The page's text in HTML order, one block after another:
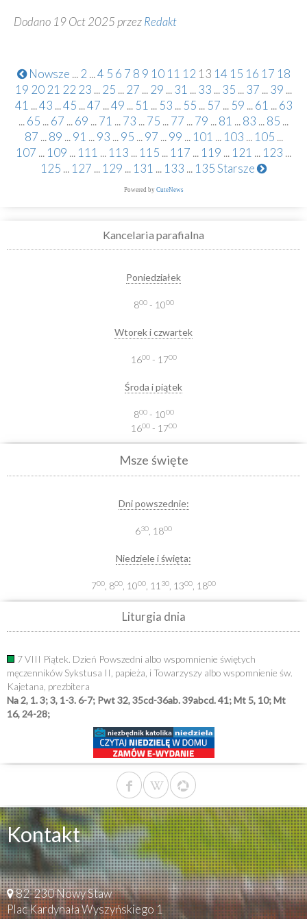
Dodano 19 Oct 2025 przezRedakt
Nowsze ... 2 ...4 5 6 7 8 9 10 11 12 13 14 15 16 17 18
19 20 21 22 23 ... 25 ... 27 ... 29 ...31 ...33 ...35 ...37 ...39 ...
41 ...43 ...45 ...47 ...49 ... 51 ... 53 ... 55 ... 57 ... 59 ... 61 ... 63
...65 ...67 ...69 ...71 ...73 ...75 ...77 ...79 ...81 ...83 ...85 ...
87 ... 89 ... 91 ... 93 ... 95 ... 97 ... 99 ... 101 ... 103 ... 105 ...
107 ... 109 ... 111 ... 113 ... 115 ... 117 ... 119 ... 121 ... 123 ...
125 ... 127 ... 129 ... 131 ... 133 ... 135Starsze
Powered by CuteNews
Kancelaria parafialna
Poniedziałek
800- 1000
Wtorek i czwartek
1600- 1700
Środa i piątek
800- 1000
1600- 1700
Msze święte
Dni powszednie:
630 , 1800
Niedziele i święta:
700 , 800 , 1000 , 11 30 , 1300 , 1800
Liturgia dnia
7 VIII Piątek. Dzień Powszedni albo wspomnienie świętych
męczenników Sykstusa II, papieża, i Towarzyszy albo wspomnienie św.
Kajetana, prezbitera
Na 2, 1. 3; 3, 1-3. 6-7; Pwt 32, 35cd-36ab. 39abcd. 41; Mt 5, 10; Mt
16, 24-28;
Kontakt
82-230 Nowy Staw
Plac Kardynała Wyszyńskiego 1